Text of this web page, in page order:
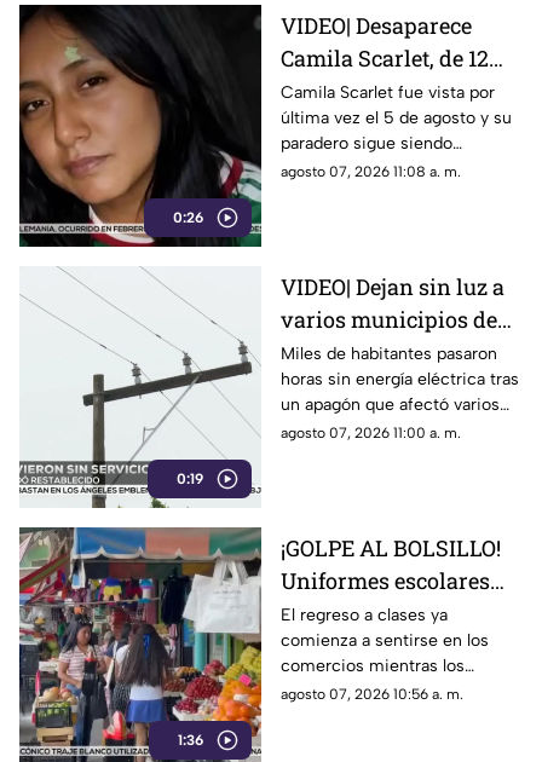
0:26
VIDEO| Desaparece
Camila Scarlet, de 12
años; activan búsqueda
urgente en Veracruz
Camila Scarlet fue vista por
última vez el 5 de agosto y su
paradero sigue siendo
desconocido. Autoridades
agosto 07, 2026 11:08 a. m.
0:19
VIDEO| Dejan sin luz a
varios municipios de
Veracruz; servicio fue
restablecido
Miles de habitantes pasaron
horas sin energía eléctrica tras
un apagón que afectó varios
municipios del sur de
agosto 07, 2026 11:00 a. m.
1:36
¡GOLPE AL BOLSILLO!
Uniformes escolares
suben de precio;
comerciantes esperan
salvar sus ventas con
el regreso a clases en
El regreso a clases ya
comienza a sentirse en los
comercios mientras los
precios de los uniformes
agosto 07, 2026 10:56 a. m.